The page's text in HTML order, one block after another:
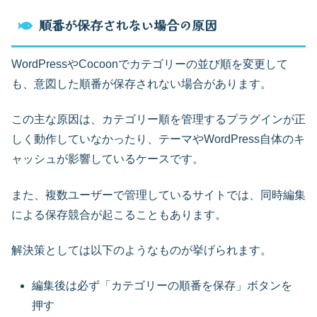
順番が保存されない場合の原因
WordPressやCocoonでカテゴリーの並び順を変更して
も、意図した順番が保存されない場合があります。
この主な原因は、カテゴリー順を管理するプラグインが正
しく動作していなかったり、テーマやWordPress自体のキ
ャッシュが影響しているケースです。
また、複数ユーザーで管理しているサイトでは、同時編集
による保存競合が起こることもあります。
解決策としては以下のようなものが挙げられます。
編集後は必ず「カテゴリーの順番を保存」ボタンを
押す